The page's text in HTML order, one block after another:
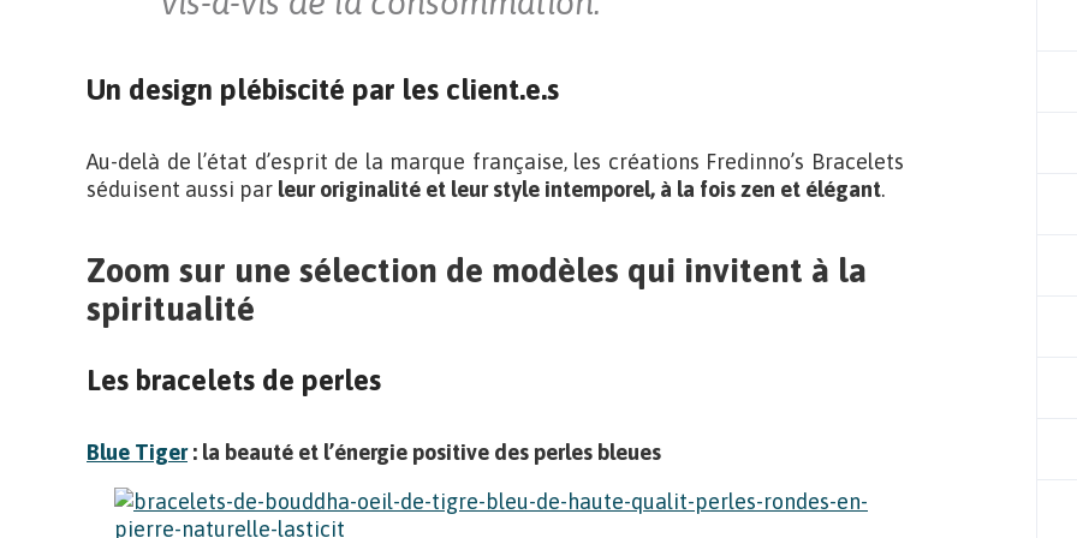
Un design plébiscité par les client.e.s
Au-delà de l’état d’esprit de la marque française, les créations Fredinno’s Bracelets
séduisent aussi par leur originalité et leur style intemporel, à la fois zen et élégant.
Zoom sur une sélection de modèles qui invitent à la
spiritualité
Les bracelets de perles
Blue Tiger: la beauté et l’énergie positive des perles bleues